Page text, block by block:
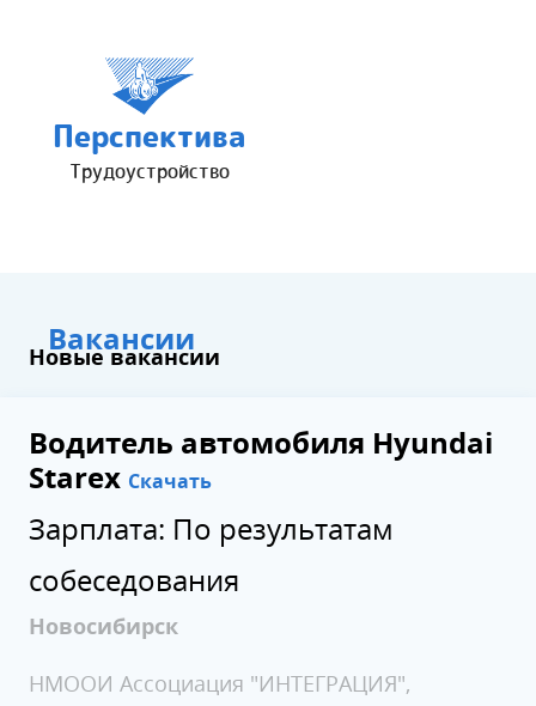
Перспектива
Трудоустройство
Вакансии
Новые вакансии
Водитель автомобиля Hyundai
Starex Скачать
Зарплата: По результатам
собеседования
Новосибирск
НМООИ Ассоциация "ИНТЕГРАЦИЯ",